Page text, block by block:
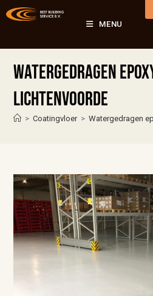
MENU
Watergedragen
Lichtenvoorde
> Coatingvloer > Watergedragen